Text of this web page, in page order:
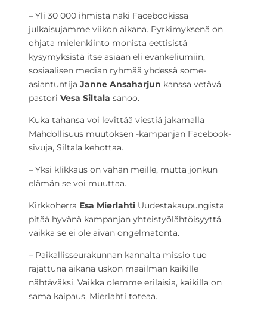
– Yli 30 000 ihmistä näki Facebookissa
julkaisujamme viikon aikana. Pyrkimyksenä on
ohjata mielenkiinto monista eettisistä
kysymyksistä itse asiaan eli evankeliumiin,
sosiaalisen median ryhmää yhdessä some-
asiantuntija Janne Ansaharjun kanssa vetävä
pastori Vesa Siltala sanoo.
Kuka tahansa voi levittää viestiä jakamalla
Mahdollisuus muutoksen -kampanjan Facebook-
sivuja, Siltala kehottaa.
– Yksi klikkaus on vähän meille, mutta jonkun
elämän se voi muuttaa.
Kirkkoherra Esa Mierlahti Uudestakaupungista
pitää hyvänä kampanjan yhteistyölähtöisyyttä,
vaikka se ei ole aivan ongelmatonta.
– Paikallisseurakunnan kannalta missio tuo
rajattuna aikana uskon maailman kaikille
nähtäväksi. Vaikka olemme erilaisia, kaikilla on
sama kaipaus, Mierlahti toteaa.